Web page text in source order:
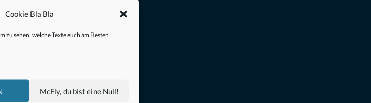
Cookie Bla Bla
zu sehen, welche Texte euch am Besten
McFly, du bist eine Null!